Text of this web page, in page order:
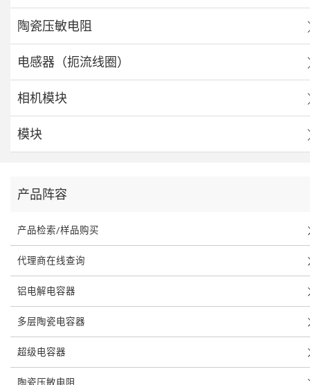
陶瓷压敏电阻
电感器（扼流线圈）
相机模块
模块
产品阵容
产品检索/样品购买
代理商在线查询
铝电解电容器
多层陶瓷电容器
超级电容器
陶瓷压敏电阻